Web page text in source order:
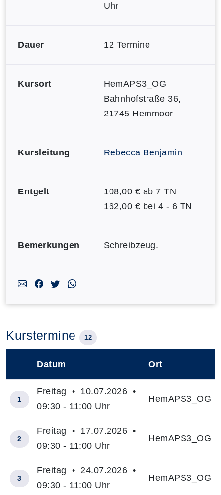
Uhr
Dauer 12 Termine
Kursort
HemAPS3_OG
Bahnhofstraße 36,
21745 Hemmoor
Kursleitung Rebecca Benjamin
Entgelt
108,00 € ab 7 TN
162,00 € bei 4 - 6 TN
Bemerkungen Schreibzeug.
Kurstermine 12
Datum Ort
1
Freitag • 10.07.2026 •
09:30 - 11:00 Uhr
HemAPS3_OG
2
Freitag • 17.07.2026 •
09:30 - 11:00 Uhr
HemAPS3_OG
3
Freitag • 24.07.2026 •
09:30 - 11:00 Uhr
HemAPS3_OG